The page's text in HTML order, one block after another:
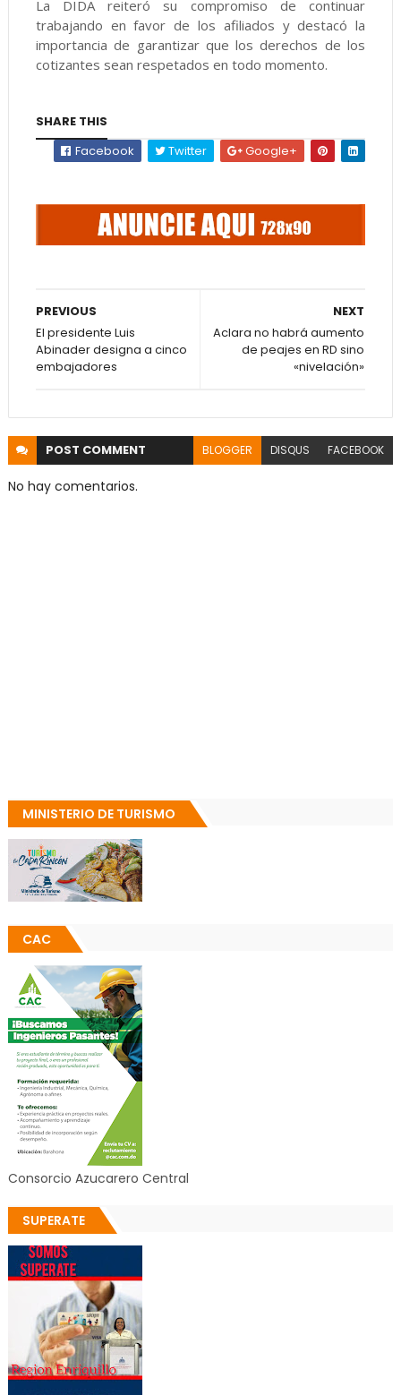
La DIDA reiteró su compromiso de continuar
trabajando en favor de los afiliados y destacó la
importancia de garantizar que los derechos de los
cotizantes sean respetados en todo momento.
SHARE THIS
Facebook
Twitter Google+
NEXT
Aclara no habrá aumento
de peajes en RD sino
«nivelación»
PREVIOUS
El presidente Luis
Abinader designa a cinco
embajadores
POST COMMENT BLOGGER DISQUS FACEBOOK
No hay comentarios.
MINISTERIO DE TURISMO
CAC
Consorcio Azucarero Central
SUPERATE